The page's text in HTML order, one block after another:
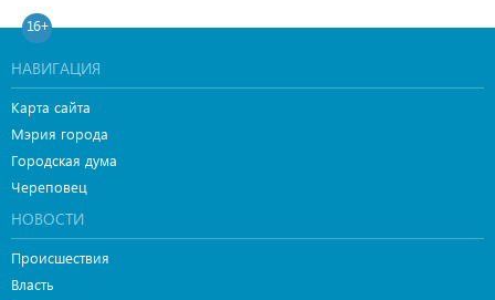
16+
НАВИГАЦИЯ
Карта сайта
Мэрия города
Городская дума
Череповец
НОВОСТИ
Происшествия
Власть